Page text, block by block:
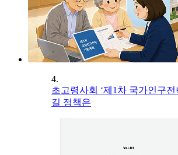
4.
초고령사회 ‘제1차 국가인구
길 정책은